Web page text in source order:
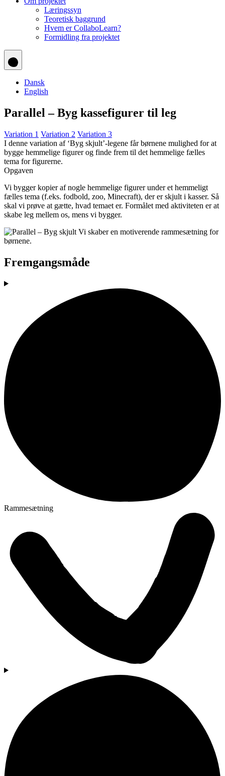
Læringssyn
Teoretisk baggrund
Hvem er CollaboLearn?
Formidling fra projektet
Dansk
English
Parallel – Byg kassefigurer til leg
Variation 1 Variation 2 Variation 3
I denne variation af ‘Byg skjult’-legene får børnene mulighed for at
bygge hemmelige figurer og finde frem til det hemmelige fælles
tema for figurerne.
Opgaven
Vi bygger kopier af nogle hemmelige figurer under et hemmeligt
fælles tema (f.eks. fodbold, zoo, Minecraft), der er skjult i kasser. Så
skal vi prøve at gætte, hvad temaet er. Formålet med aktiviteten er at
skabe leg mellem os, mens vi bygger.
Fremgangsmåde
Rammesætning